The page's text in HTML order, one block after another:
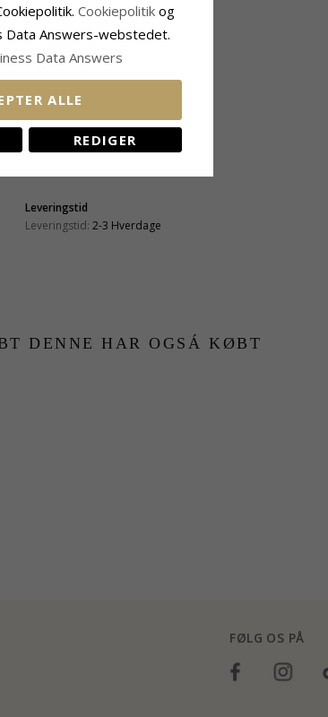
Leveringstid
Leveringstid: 2-3 Hverdage
DENNE HAR OGSÁ KØBT
FØLG OS PÅ
Cookiepolitik og
Data Answers-webstedet.
Data Answers
ALLE
REDIGER